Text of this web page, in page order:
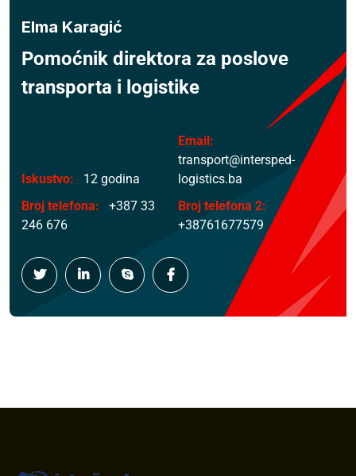
Elma Karagić
Pomoćnik direktora za poslove
transporta i logistike
Iskustvo: 12 godina
Email:
transport@intersped-
logistics.ba
Broj telefona:
+387 33
246 676
Broj telefona 2:
+38761677579